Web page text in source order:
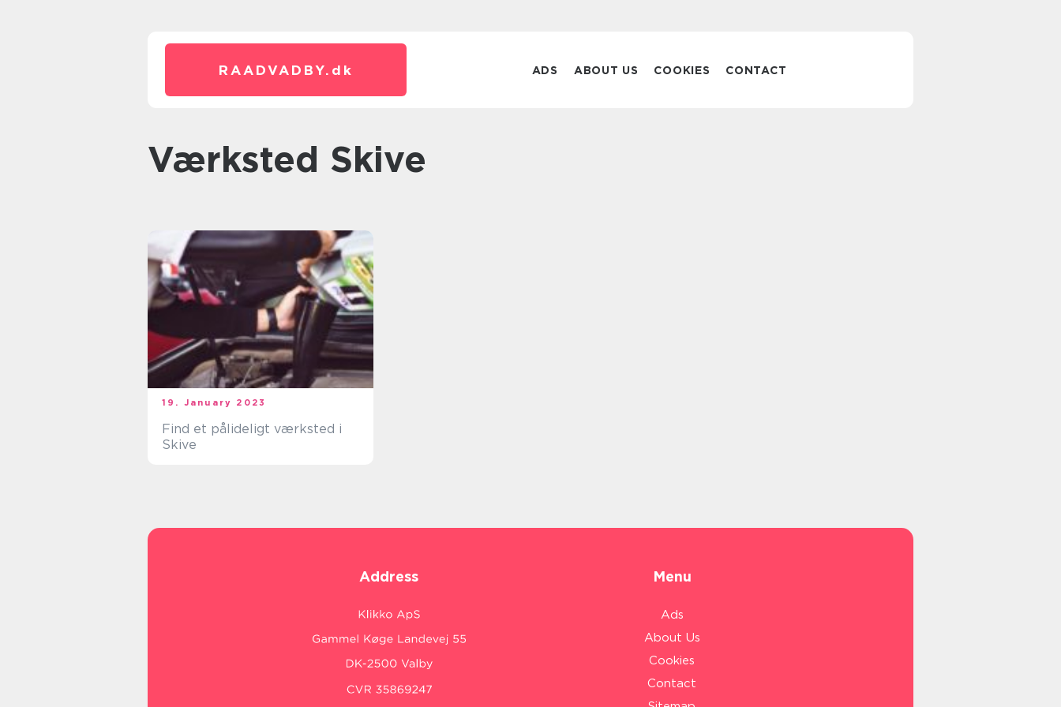
RAADVADBY. dk ADS ABOUT US COOKIES CONTACT
Værksted Skive
19. January 2023
Find et pålideligt værksted i
Skive
Address Menu
Ads
About Us
Cookies
Contact